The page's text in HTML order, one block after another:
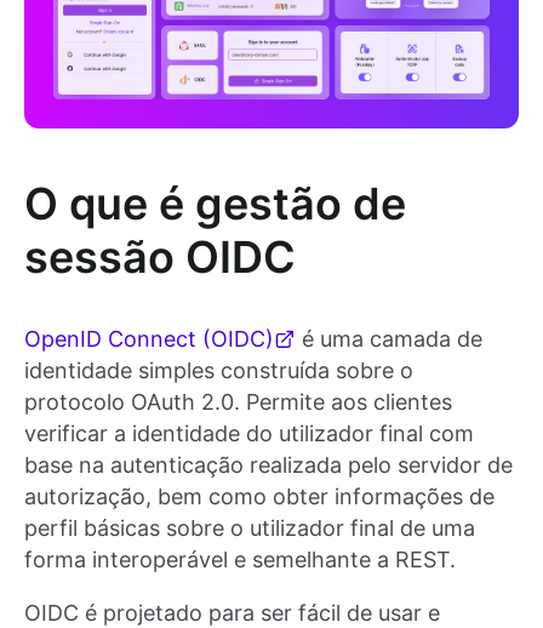
O que é gestão de
sessão OIDC
OpenID Connect (OIDC)
é uma camada de
identidade simples construída sobre o
protocolo OAuth 2.0. Permite aos clientes
verificar a identidade do utilizador final com
base na autenticação realizada pelo servidor de
autorização, bem como obter informações de
perfil básicas sobre o utilizador final de uma
forma interoperável e semelhante a REST.
OIDC é projetado para ser fácil de usar e